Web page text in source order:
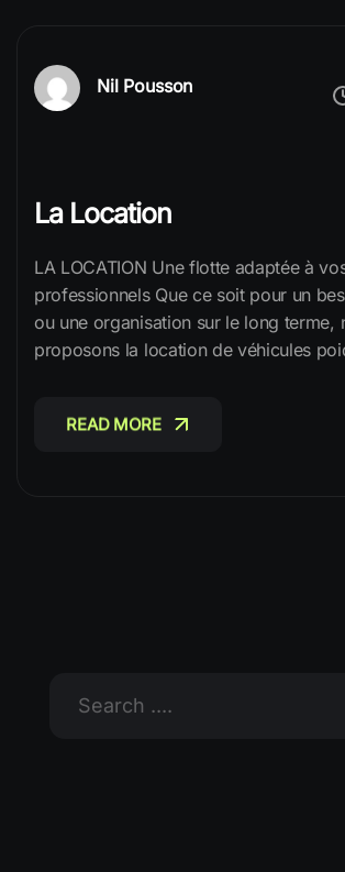
Nil Pousson
La Location
LA LOCATION Une flotte adaptée à
professionnels Que ce soit pour un
ou une organisation sur le long terme,
proposons la location de véhicules
READ MORE